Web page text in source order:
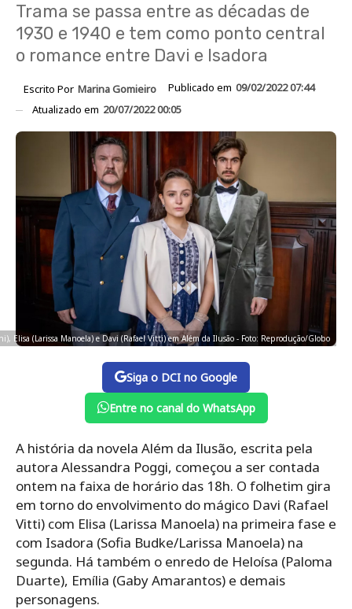
Trama se passa entre as décadas de
1930 e 1940 e tem como ponto central
o romance entre Davi e Isadora
Escrito Por Marina Gomieiro Publicado em 09/02/2022 07:44
Atualizado em 20/07/2022 00:05
Elisa (Larissa Manoela) e Davi (Rafael Vitti) em Além da Ilusão - Foto: Reprodução/Globo
Siga o DCI no Google
Entre no canal do WhatsApp
A história da novela Além da Ilusão, escrita pela
autora Alessandra Poggi, começou a ser contada
ontem na faixa de horário das 18h. O folhetim gira
em torno do envolvimento do mágico Davi (Rafael
Vitti) com Elisa (Larissa Manoela) na primeira fase e
com Isadora (Sofia Budke/Larissa Manoela) na
segunda. Há também o enredo de Heloísa (Paloma
Duarte), Emília (Gaby Amarantos) e demais
personagens.